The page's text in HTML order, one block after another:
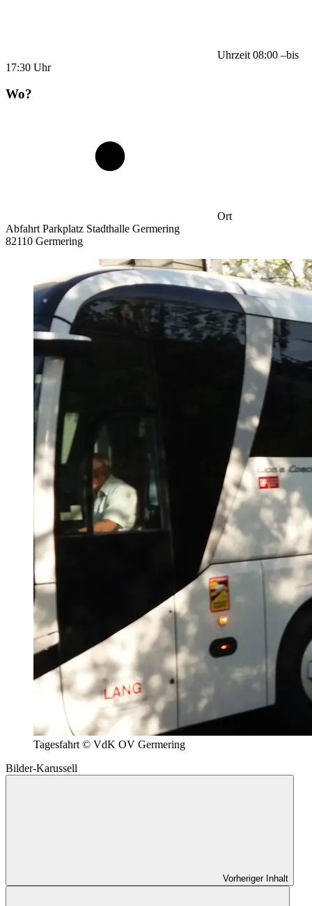
Uhrzeit 08:00 –bis
17:30 Uhr
Wo?
Ort
Abfahrt Parkplatz Stadthalle Germering
82110 Germering
Tagesfahrt © VdK OV Germering
Bilder-Karussell
Vorheriger Inhalt